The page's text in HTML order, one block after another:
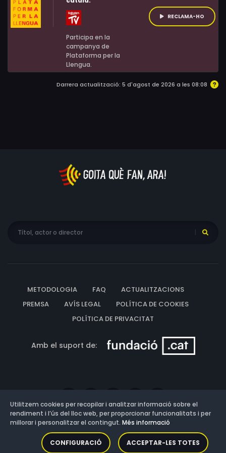
Participa en la
campanya de
Plataforma per la
Llengua.
RECLAMA-HO
Darrera actualització: 5 d'agost de 2026 a les 08:08
METODOLOGIA FAQ
ACTUALITZACIONS
PREMSA
AVÍS LEGAL
POLÍTICA DE COOKIES
POLÍTICA DE PRIVACITAT
Amb el suport de:
Versió: 3.13.0.202607011342
Utilitzem cookies per recopilar i analitzar informació sobre el
rendiment i l’ús del lloc web, per proporcionar funcionalitats i per
millorar i personalitzar el contingut. Més informació
CONFIGURACIÓ ACCEPTAR-LES TOTES